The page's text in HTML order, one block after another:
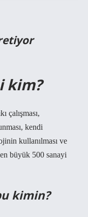
kim?
çalışması,
kendi
kullanılması ve
büyük 500 sanayi
kimin?